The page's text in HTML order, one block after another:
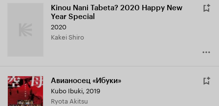
Kinou Nani Tabeta? 2020 Happy New
Year Special
2020
Kakei Shiro
Авианосец «Ибуки»
Kubo Ibuki, 2019
Ryota Akitsu